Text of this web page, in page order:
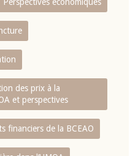
des prix à la
et perspectives
financiers de la BCEAO